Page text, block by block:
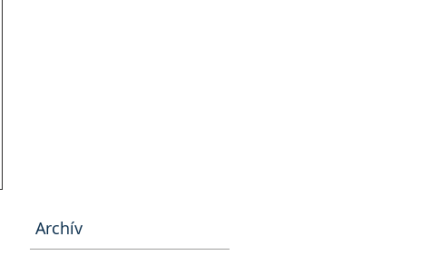
Archív